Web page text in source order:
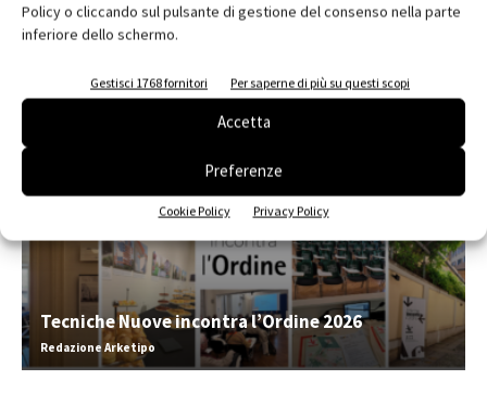
Policy o cliccando sul pulsante di gestione del consenso nella parte
inferiore dello schermo.
Gestisci 1768 fornitori Per saperne di più su questi scopi
Accetta
Preferenze
Cookie Policy Privacy Policy
Tecniche Nuove incontra l’Ordine 2026
Redazione Arketipo